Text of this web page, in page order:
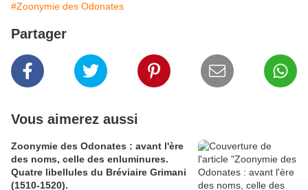
#Zoonymie des Odonates
Partager
Vous aimerez aussi
Zoonymie des Odonates : avant l'ère
des noms, celle des enluminures.
Quatre libellules du Bréviaire Grimani
(1510-1520).